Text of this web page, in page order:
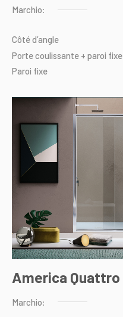
Marchio:
Côtéd’angle
Portecoulissante + paroi fixe
Paroi fixe
America Quattro
Marchio: